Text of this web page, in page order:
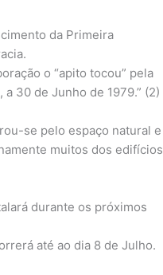
da Primeira
o “apito tocou” pela
30 de Junho de 1979.” (2)
se pelo espaço natural e
muitos dos edifícios
durante os próximos
até ao dia 8 de Julho.